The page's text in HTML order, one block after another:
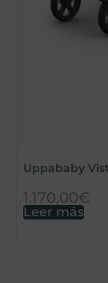
Uppababy
1.170,00€
Leer más